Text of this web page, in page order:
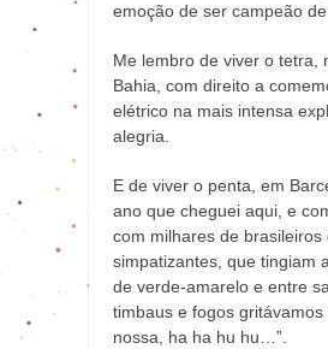
emoção de ser campeão
Me lembro de viver o tetra,
Bahia, com direito a
elétrico na mais intensa
alegria.
E de viver o penta, em
ano que cheguei aqui, e
com milhares de brasileiros
simpatizantes, que tingiam
de verde-amarelo e entre
timbaus e fogos gritávamos
nossa, ha ha hu hu…”.